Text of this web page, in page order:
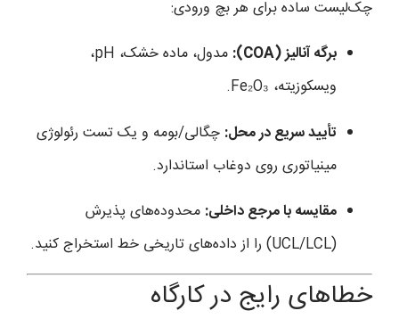
چک‌لیست ساده برای هر بچ ورودی:
برگه آنالیز (COA):
مدول، ماده خشک، pH،
ویسکوزیته، Fe₂O₃.
تأیید سریع در محل: چگالی/بومه و یک تست رئولوژی
مینیاتوری روی دوغاب استاندارد.
مقایسه با مرجع داخلی: محدوده‌های پذیرش
(UCL/LCL) را از داده‌های تاریخی خط استخراج کنید.
خطاهای رایج در کارگاه